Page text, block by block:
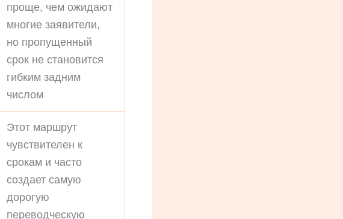
проще, чем ожидают
многие заявители,
но пропущенный
срок не становится
гибким задним
числом
Этот маршрут
чувствителен к
срокам и часто
создает самую
дорогую
переводческую